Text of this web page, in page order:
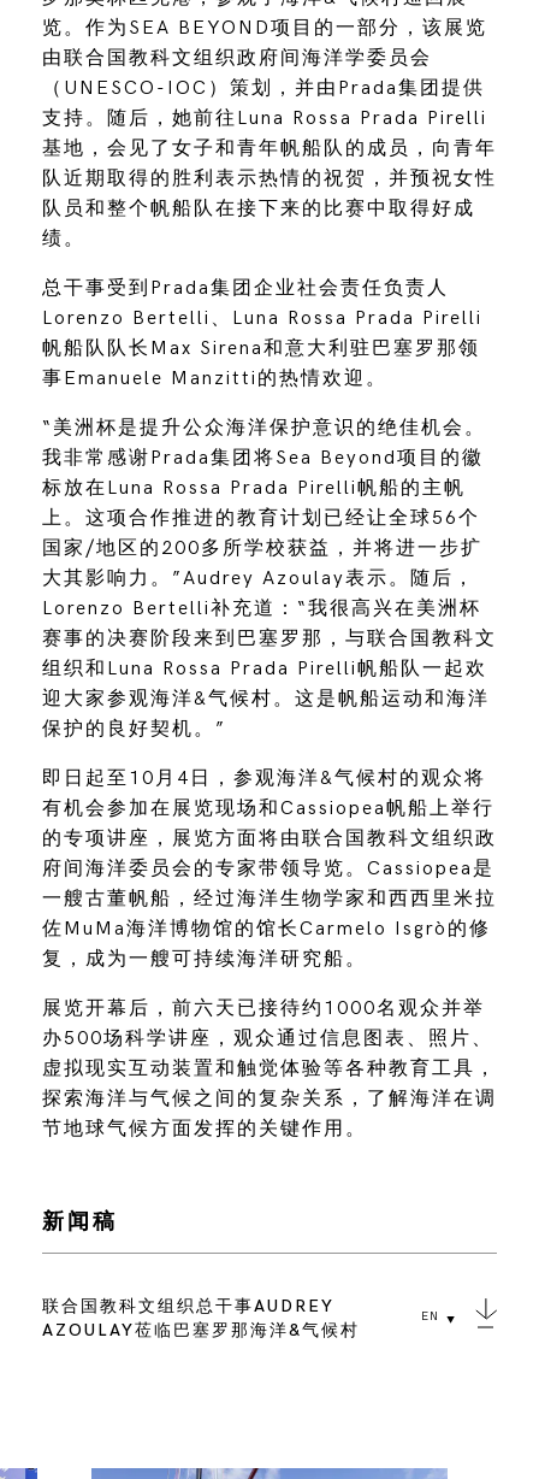
览。作为SEA BEYOND项目的一部分，该展览
由联合国教科文组织政府间海洋学委员会
（UNESCO-IOC）策划，并由Prada集团提供
支持。随后，她前往Luna Rossa Prada Pirelli
基地，会见了女子和青年帆船队的成员，向青年
队近期取得的胜利表示热情的祝贺，并预祝女性
队员和整个帆船队在接下来的比赛中取得好成
绩。
总干事受到Prada集团企业社会责任负责人
Lorenzo Bertelli、Luna Rossa Prada Pirelli
帆船队队长Max Sirena和意大利驻巴塞罗那领
事Emanuele Manzitti的热情欢迎。
“美洲杯是提升公众海洋保护意识的绝佳机会。
我非常感谢Prada集团将Sea Beyond项目的徽
标放在Luna Rossa Prada Pirelli帆船的主帆
上。这项合作推进的教育计划已经让全球56个
国家/地区的200多所学校获益，并将进一步扩
大其影响力。”Audrey Azoulay表示。随后，
Lorenzo Bertelli补充道：“我很高兴在美洲杯
赛事的决赛阶段来到巴塞罗那，与联合国教科文
组织和Luna Rossa Prada Pirelli帆船队一起欢
迎大家参观海洋&气候村。这是帆船运动和海洋
保护的良好契机。”
即日起至10月4日，参观海洋&气候村的观众将
有机会参加在展览现场和Cassiopea帆船上举行
的专项讲座，展览方面将由联合国教科文组织政
府间海洋委员会的专家带领导览。Cassiopea是
一艘古董帆船，经过海洋生物学家和西西里米拉
佐MuMa海洋博物馆的馆长Carmelo Isgrò的修
复，成为一艘可持续海洋研究船。
展览开幕后，前六天已接待约1000名观众并举
办500场科学讲座，观众通过信息图表、照片、
虚拟现实互动装置和触觉体验等各种教育工具，
探索海洋与气候之间的复杂关系，了解海洋在调
节地球气候方面发挥的关键作用。
新闻稿
联合国教科文组织总干事AUDREY
AZOULAY莅临巴塞罗那海洋&气候村
EN